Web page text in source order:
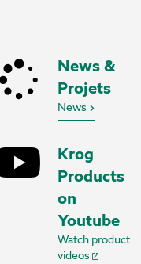
News &
Projets
News
Krog
Products
on
Youtube
Watch product
videos